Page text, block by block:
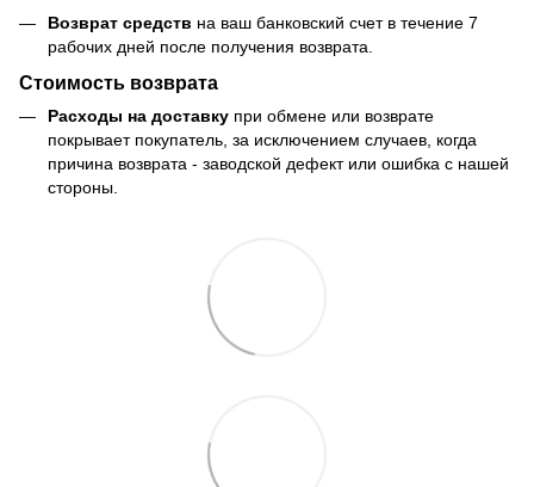
Возврат средств на ваш банковский счет в течение 7
рабочих дней после получения возврата.
Стоимость возврата
Расходы на доставку при обмене или возврате
покрывает покупатель, за исключением случаев, когда
причина возврата - заводской дефект или ошибка с нашей
стороны.